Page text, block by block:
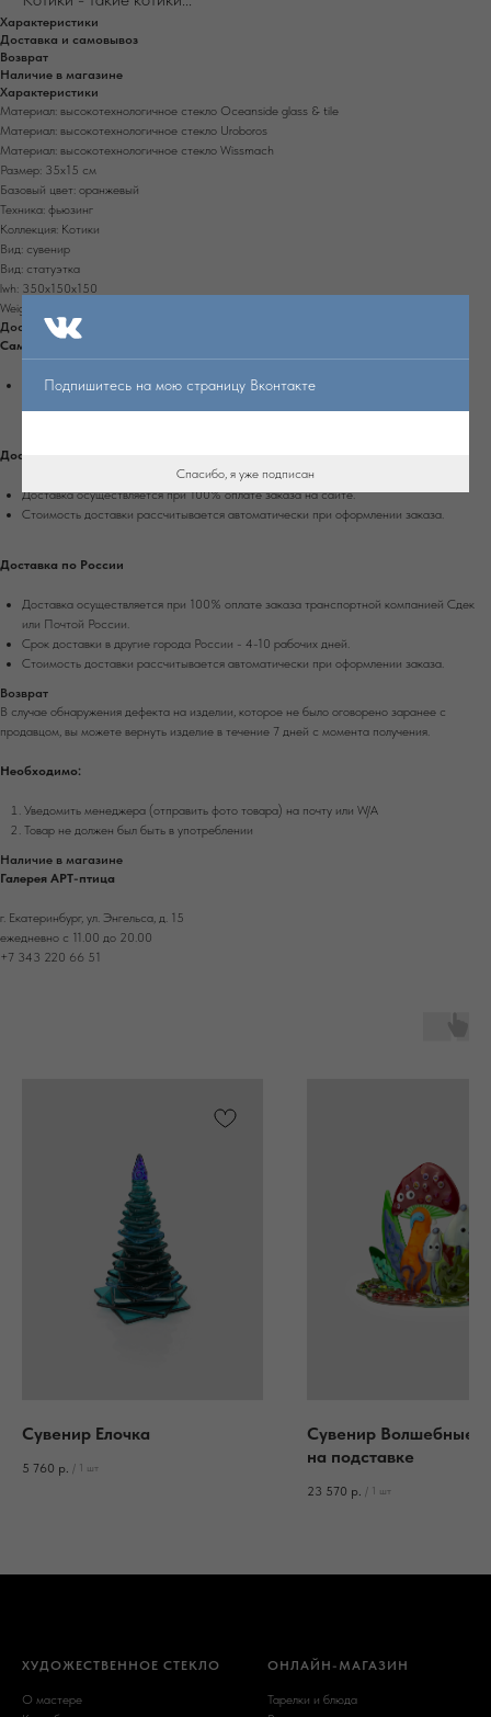
Характеристики
Доставка и самовывоз
Возврат
Наличие в магазине
Характеристики
Материал: высокотехнологичное стекло Oceanside glass & tile
Материал: высокотехнологичное стекло Uroboros
Материал: высокотехнологичное стекло Wissmach
Размер: 35х15 см
Базовый цвет: оранжевый
Техника: фьюзинг
Коллекция: Котики
Вид: сувенир
Вид: статуэтка
lwh: 350x150x150
Weight: 2000g
Доставка и самовывоз
Самовывоз
Самовывоз доступен из магазина в г. Екатеринбург, ул. Энгельса, д. 15, вход со
Доставка по Екатеринбургу
Доставка осуществляется при 100% оплате заказа на сайте.
Стоимость доставки рассчитывается автоматически при оформлении заказа.
Доставка по России
Доставка осуществляется при 100% оплате заказа транспортной компанией Сдек
или Почтой России.
Срок доставки в другие города России - 4-10 рабочих дней.
Стоимость доставки рассчитывается автоматически при оформлении заказа.
Возврат
В случае обнаружения дефекта на изделии, которое не было оговорено заранее с
продавцом, вы можете вернуть изделие в течение 7 дней с момента получения.
Необходимо:
Уведомить менеджера (отправить фото товара) на почту или W/А
Товар не должен был быть в употреблении
Наличие в магазине
Галерея АРТ-птица
г. Екатеринбург, ул. Энгельса, д. 15
ежедневно с 11.00 до 20.00
+7 343 220 66 51
Сувенир Елочка
5 760 р. / 1 шт
Сувенир Волшебные
на подставке
23 570 р. / 1 шт
Подпишитесь на мою страницу Вконтакте
Спасибо, я уже подписан
ХУДОЖЕСТВЕННОЕ СТЕКЛО
О мастере
ОНЛАЙН-МАГАЗИН
Тарелки и блюда